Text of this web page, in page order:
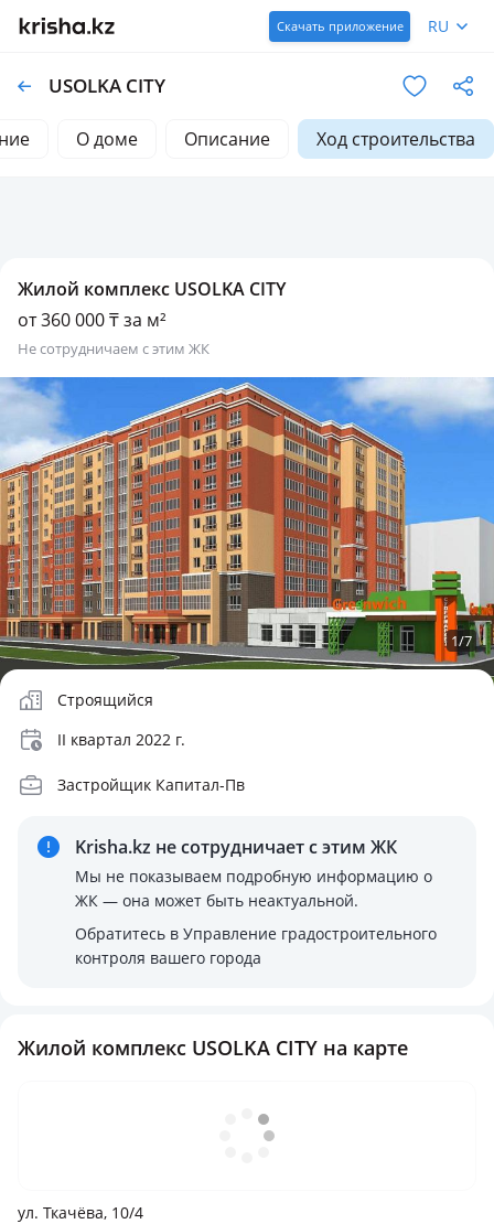
Скачать приложение RU
USOLKA CITY
О доме Описание Ход строительства
Жилой комплекс USOLKA CITY
от 360 000 ₸ за м²
не сотрудничаем с этим ЖК
1/7
Строящийся
II квартал 2022 г.
Застройщик Капитал-Пв
Krisha.kz не сотрудничаетс этим ЖК
Мы не показываем подробную информацию о
ЖК — она может быть неактуальной.
Обратитесь в Управление градостроительного
контроля вашего города
Жилой комплекс USOLKA CITY на карте
ул. Ткачёва, 10/4